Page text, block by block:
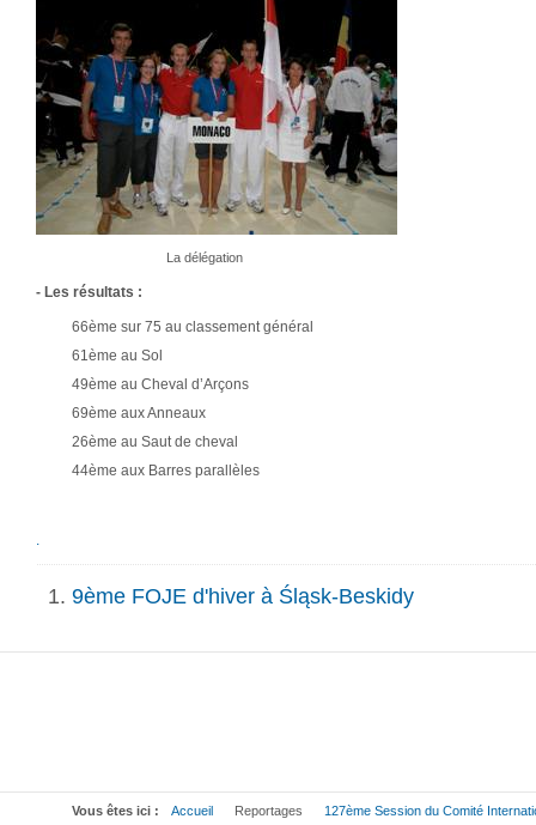
La délégation
- Les résultats :
66ème sur 75 au classement général
61ème au Sol
49ème au Cheval d’Arçons
69ème aux Anneaux
26ème au Saut de cheval
44ème aux Barres parallèles
.
9ème FOJE d'hiver à Śląsk-Beskidy
Vous êtes ici : Accueil Reportages 127ème Session du Comité